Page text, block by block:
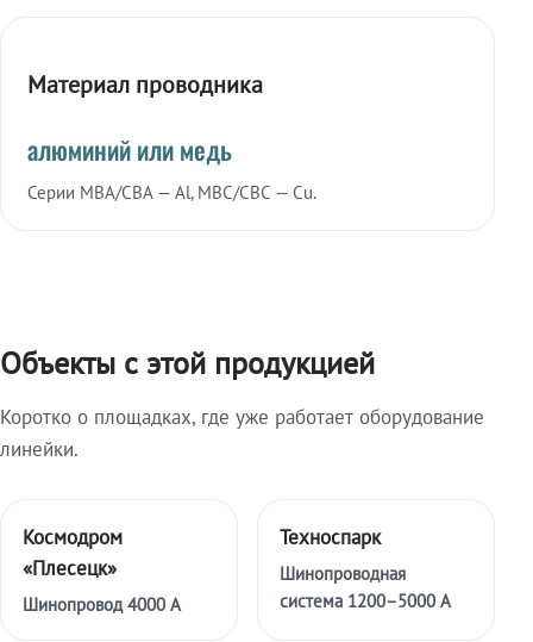
Материал проводника
алюминий или медь
Серии МВА/СВА — Al, МВС/СВС — Cu.
Объекты с этой продукцией
Коротко о площадках, где уже работает оборудование
линейки.
Космодром
«Плесецк»
Шинопровод 4000 А
Техноспарк
Шинопроводная
система 1200–5000 А